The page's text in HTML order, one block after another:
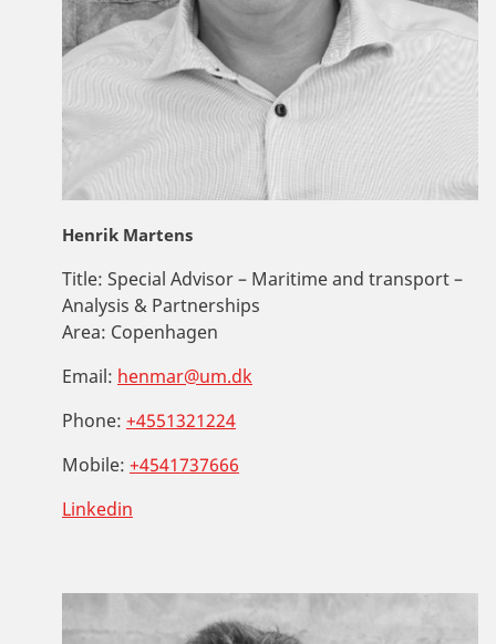
Henrik Martens
Title: Special Advisor – Maritime and transport –
Analysis & Partnerships
Area: Copenhagen
Email: henmar@um.dk
Phone: +4551321224
Mobile: +4541737666
Linkedin